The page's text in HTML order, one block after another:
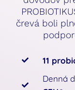
črevá boli
11
Denná